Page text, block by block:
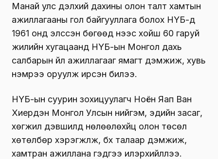
Манай улс дэлхий дахины олон талт хамтын
ажиллагааны гол байгууллага болох НҮБ-д
1961 онд элссэн бөгөөд үүнээс хойш 60 гаруй
жилийн хугацаанд НҮБ-ын Монгол дахь
салбарын үйл ажиллагааг ямагт дэмжиж, хувь
нэмрээ оруулж ирсэн билээ.
НҮБ-ын суурин зохицуулагч Ноён Яап Ван
Хиердэн Монгол Улсын нийгэм, эдийн засаг,
хөгжил дэвшилд нөлөөлөхүйц олон төсөл
хөтөлбөр хэрэгжүүлж, бүх талаар дэмжиж,
хамтран ажиллана гэдгээ илэрхийллээ.